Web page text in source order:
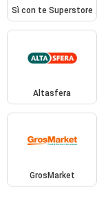
Sì con te Superstore
Altasfera
GrosMarket